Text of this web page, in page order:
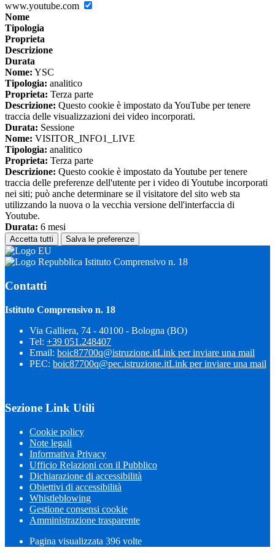
www.youtube.com
Nome
Tipologia
Proprieta
Descrizione
Durata
Nome: YSC
Tipologia: analitico
Proprieta: Terza parte
Descrizione: Questo cookie è impostato da YouTube per tenere
traccia delle visualizzazioni dei video incorporati.
Durata: Sessione
Nome: VISITOR_INFO1_LIVE
Tipologia: analitico
Proprieta: Terza parte
Descrizione: Questo cookie è impostato da Youtube per tenere
traccia delle preferenze dell'utente per i video di Youtube incorporati
nei siti; può anche determinare se il visitatore del sito web sta
utilizzando la nuova o la vecchia versione dell'interfaccia di
Youtube.
Durata: 6 mesi
Accetta tutti Salva le preferenze
Istituto Comprensivo n. 18
Contatti
Istituto Comprensivo n. 18
Via Galliera, 74 - 40100 - Bologna (BO)
Tel: +39 051.248407
Email: boic87700q@istruzione.itLink per inviare una mail
PEC: boic87700q@pec.istruzione.itLink per inviare una mail
Sezione Link Utili
Cookie policy
Note legali
Informativa Privacy
Ufficio Relazioni con il Pubblico
Dichiarazione di accessibilità
Obiettivi di accessibilità
Whistleblowing
Gestione consensi cookie
Amministrazione trasparente
Pagina visualizzata 396 volte